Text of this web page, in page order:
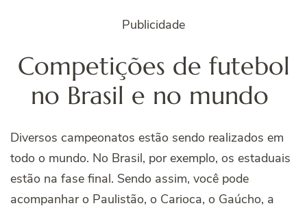
Publicidade
Competições de futebol
no Brasil e no mundo
Diversos campeonatos estão sendo realizados em
todo o mundo. No Brasil, por exemplo, os estaduais
estão na fase final. Sendo assim, você pode
acompanhar o Paulistão, o Carioca, o Gaúcho, a